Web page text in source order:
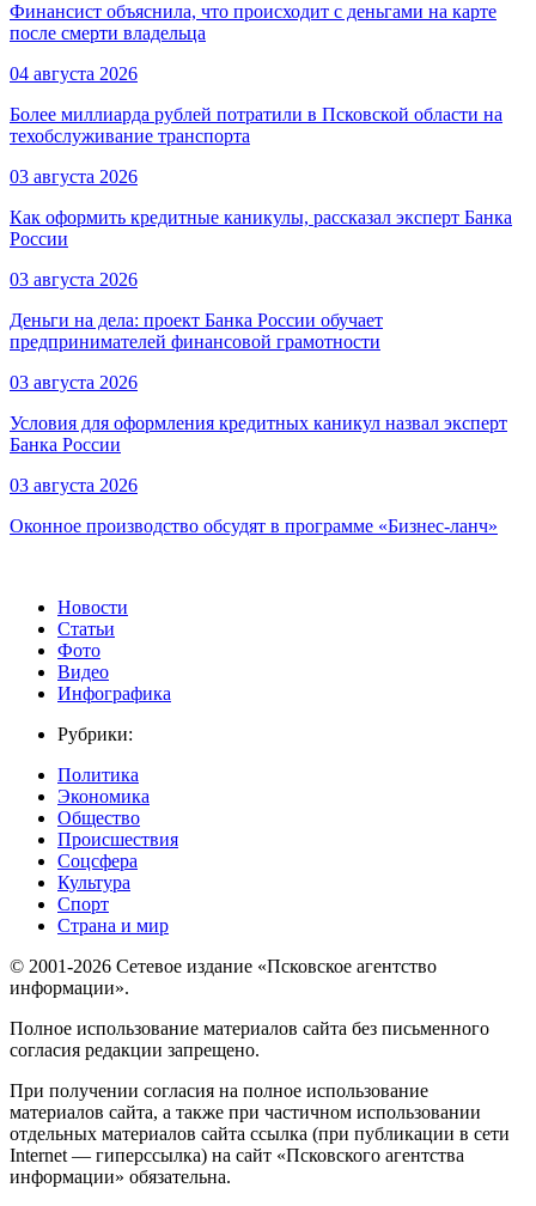
Финансист объяснила, что происходит с деньгами на карте
после смерти владельца
04 августа 2026
Более миллиарда рублей потратили в Псковской области на
техобслуживание транспорта
03 августа 2026
Как оформить кредитные каникулы, рассказал эксперт Банка
России
03 августа 2026
Деньги на дела: проект Банка России обучает
предпринимателей финансовой грамотности
03 августа 2026
Условия для оформления кредитных каникул назвал эксперт
Банка России
03 августа 2026
Оконное производство обсудят в программе «Бизнес-ланч»
Новости
Статьи
Фото
Видео
Инфографика
Рубрики:
Политика
Экономика
Общество
Происшествия
Соцсфера
Культура
Спорт
Страна и мир
© 2001-2026 Сетевое издание «Псковское агентство
информации».
Полное использование материалов сайта без письменного
согласия редакции запрещено.
При получении согласия на полное использование
материалов сайта, а также при частичном использовании
отдельных материалов сайта ссылка (при публикации в сети
Internet — гиперссылка) на сайт «Псковского агентства
информации» обязательна.